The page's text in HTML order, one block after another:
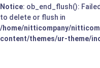
Notice: ob_end_flush():
to delete or flush in
/home/nitticompany/
content/themes/ur-theme/